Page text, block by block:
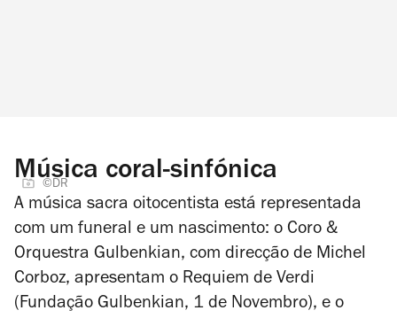
Música coral-sinfónica
©DR
A música sacra oitocentista está representada
com um funeral e um nascimento: o Coro &
Orquestra Gulbenkian, com direcção de Michel
Corboz, apresentam o Requiem de Verdi
(Fundação Gulbenkian, 1 de Novembro), e o